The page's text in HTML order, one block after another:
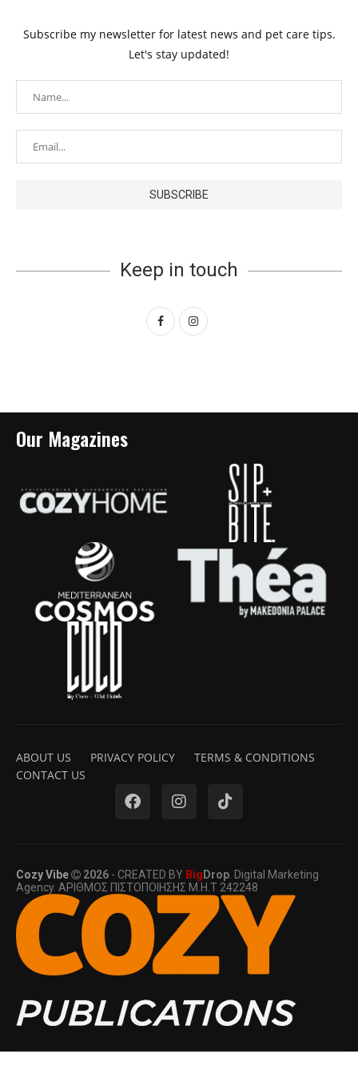
Subscribe my newsletter for latest news and pet care tips.
Let's stay updated!
Keep in touch
Our Magazines
ABOUT US PRIVACY POLICY
TERMS & CONDITIONS
CONTACT US
Cozy Vibe 2026 - CREATED BY Big Drop . Digital Marketing
Agency. ΑΡΙΘΜΟΣ ΠΙΣΤΟΠΟΙΗΣΗΣ Μ.Η.Τ 242248